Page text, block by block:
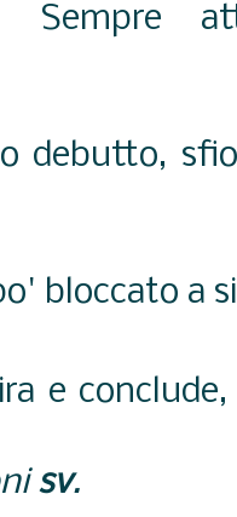
debutto,
bloccato a
e
sv.